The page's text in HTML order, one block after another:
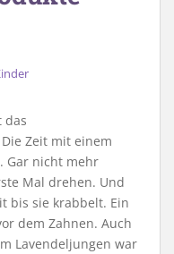
das
Zeit mit einem
Gar nicht mehr
Mal drehen. Und
bis sie krabbelt. Ein
dem Zahnen. Auch
Lavendeljungen war